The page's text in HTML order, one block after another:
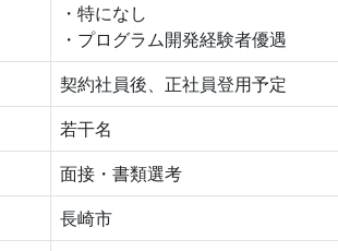
・特になし
・プログラム開発経験者優遇
契約社員後、正社員登用予定
若干名
面接・書類選考
長崎市